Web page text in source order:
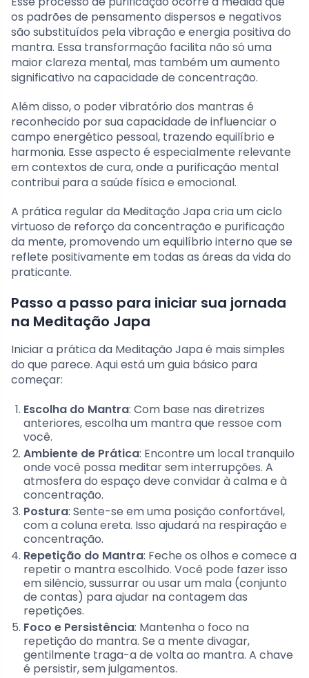
os padrões de pensamento dispersos e negativos
são substituídos pela vibração e energia positiva do
mantra. Essa transformação facilita não só uma
maior clareza mental, mas também um aumento
significativo na capacidade de concentração.
Além disso, o poder vibratório dos mantras é
reconhecido por sua capacidade de influenciar o
campo energético pessoal, trazendo equilíbrio e
harmonia. Esse aspecto é especialmente relevante
em contextos de cura, onde a purificação mental
contribui para a saúde física e emocional.
A prática regular da Meditação Japa cria um ciclo
virtuoso de reforço da concentração e purificação
da mente, promovendo um equilíbrio interno que se
reflete positivamente em todas as áreas da vida do
praticante.
Passo a passo para iniciar sua jornada
na Meditação Japa
Iniciar a prática da Meditação Japa é mais simples
do que parece. Aqui está um guia básico para
começar:
Escolha do Mantra: Com base nas diretrizes
anteriores, escolha um mantra que ressoe com
você.
Ambiente de Prática: Encontre um local tranquilo
onde você possa meditar sem interrupções. A
atmosfera do espaço deve convidar à calma e à
concentração.
Postura: Sente-se em uma posição confortável,
com a coluna ereta. Isso ajudará na respiração e
concentração.
Repetição do Mantra: Feche os olhos e comece a
repetir o mantra escolhido. Você pode fazer isso
em silêncio, sussurrar ou usar um mala (conjunto
de contas) para ajudar na contagem das
repetições.
Foco e Persistência: Mantenha o foco na
repetição do mantra. Se a mente divagar,
gentilmente traga-a de volta ao mantra. A chave
é persistir, sem julgamentos.